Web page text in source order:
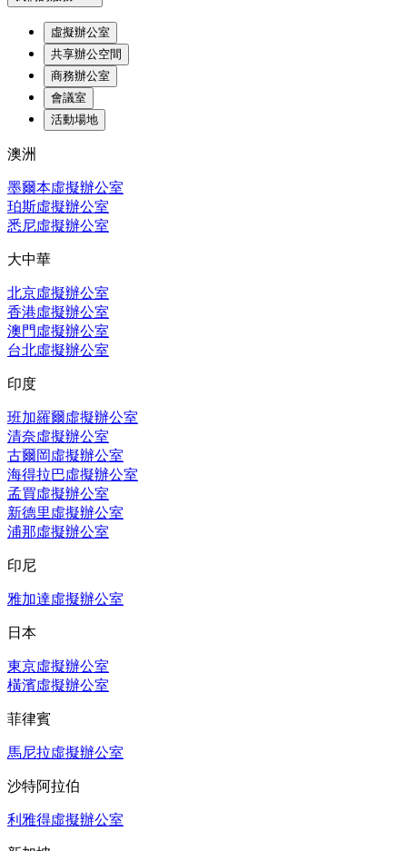
虛擬辦公室
共享辦公空間
商務辦公室
會議室
活動場地
澳洲
墨爾本虛擬辦公室
珀斯虛擬辦公室
悉尼虛擬辦公室
大中華
北京虛擬辦公室
香港虛擬辦公室
澳門虛擬辦公室
台北虛擬辦公室
印度
班加羅爾虛擬辦公室
清奈虛擬辦公室
古爾岡虛擬辦公室
海得拉巴虛擬辦公室
孟買虛擬辦公室
新德里虛擬辦公室
浦那虛擬辦公室
印尼
雅加達虛擬辦公室
日本
東京虛擬辦公室
橫濱虛擬辦公室
菲律賓
馬尼拉虛擬辦公室
沙特阿拉伯
利雅得虛擬辦公室